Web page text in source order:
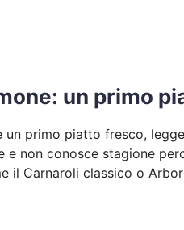
un primo
un primo piatto fresco,
e non conosce stagione
il Carnaroli classico o